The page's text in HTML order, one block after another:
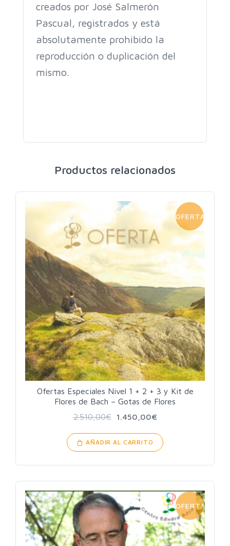
creados por José Salmerón
Pascual, registrados y está
absolutamente prohibido la
reproducción o duplicación del
mismo.
Productos relacionados
OFERTA!
Ofertas Especiales Nivel 1 + 2 + 3 y Kit de
Flores de Bach – Gotas de Flores
2.510,00€ 1.450,00€
AÑADIR AL CARRITO
OFERTA!